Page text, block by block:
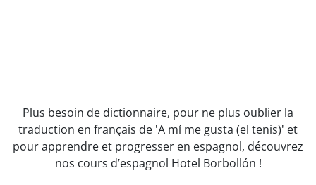
Plus besoin de dictionnaire, pour ne plus oublier la
traduction en français de 'A mí me gusta (el tenis)' et
pour apprendre et progresser en espagnol, découvrez
nos cours d’espagnol Hotel Borbollón !